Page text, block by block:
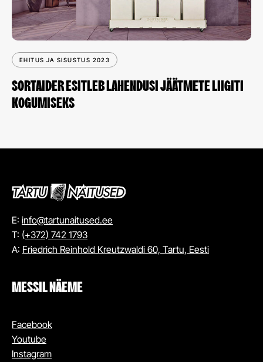
EHITUS JA SISUSTUS 2023
SORTAIDER ESITLEB LAHENDUSI JÄÄTMETE LIIGITI
KOGUMISEKS
E: info@tartunaitused.ee
T: (+372) 742 1793
A: Friedrich Reinhold Kreutzwaldi 60, Tartu, Eesti
MESSIL NÄEME
Facebook
Youtube
Instagram